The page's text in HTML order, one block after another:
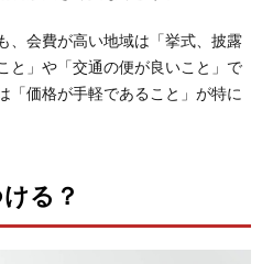
、会費が高い地域は「挙式、披露
と」や「交通の便が良いこと」で
「価格が手軽であること」が特に
る？